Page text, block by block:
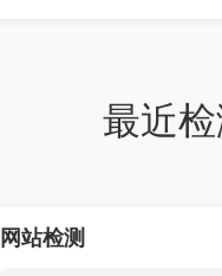
最近
网站检测